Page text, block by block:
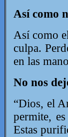
Así como
Así como
culpa.
en las
No nos
“Dios, el
permite,
Estas